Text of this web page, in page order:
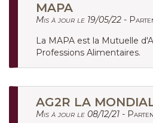
MAPA
Mis à jour le 19/05/22 -
La MAPA est la Mutuelle
Professions Alimentaires.
AG2R LA
Mis à jour le 08/12/21 -